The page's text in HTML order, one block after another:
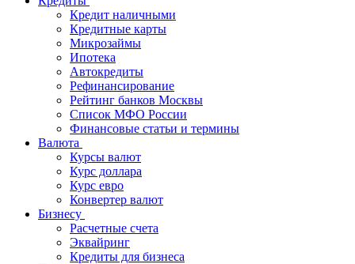
Кредит наличными
Кредитные карты
Микрозаймы
Ипотека
Автокредиты
Рефинансирование
Рейтинг банков Москвы
Список МФО России
Финансовые статьи и термины
Валюта
Курсы валют
Курс доллара
Курс евро
Конвертер валют
Бизнесу
Расчетные счета
Эквайринг
Кредиты для бизнеса